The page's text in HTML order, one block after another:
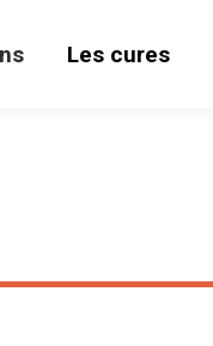
Les cures